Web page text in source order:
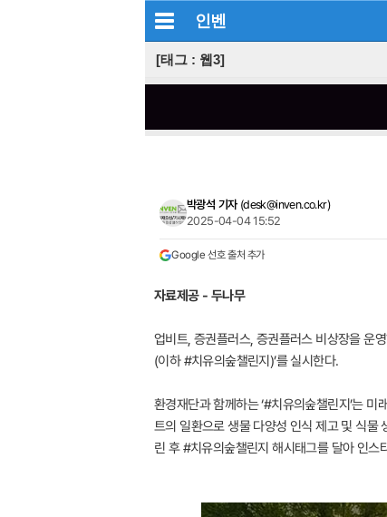
인벤
[태그 : 웹3]
박광석 기자 (desk@inven.co.kr)
2025-04-04 15:52
Google 선호 출처 추가
자료제공 - 두나무
업비트, 증권플러스, 증권플러스 비상장을 운
(이하 #치유의숲챌린지)’를 실시한다.
환경재단과 함께하는 ‘#치유의숲챌린지’는
트의 일환으로 생물 다양성 인식 제고 및 식
린 후 #치유의숲챌린지 해시태그를 달아 인스